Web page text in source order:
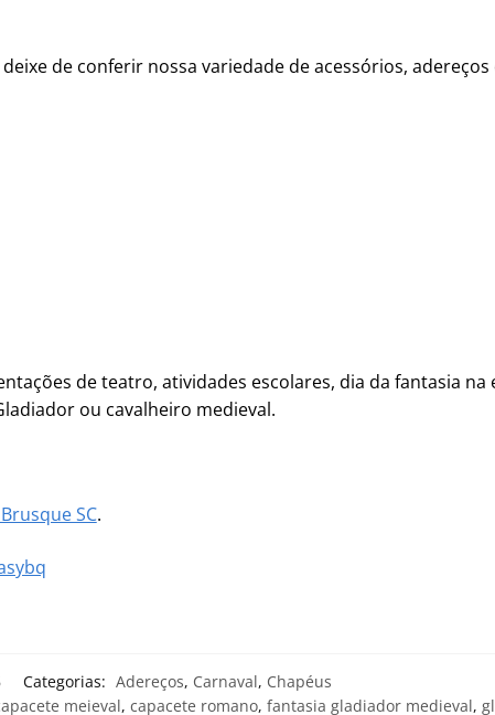
de conferir nossa variedade de acessórios, adereços
de teatro, atividades escolares, dia da fantasia na
ou cavalheiro medieval.
SC.
Categorias: Adereços, Carnaval, Chapéus
meieval, capacete romano, fantasia gladiador medieval,